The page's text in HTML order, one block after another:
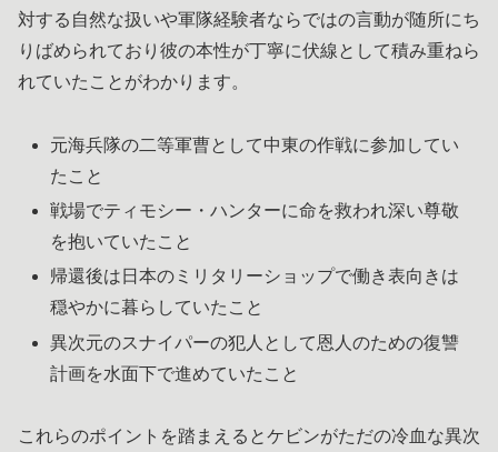
対する自然な扱いや軍隊経験者ならではの言動が随所にち
りばめられており彼の本性が丁寧に伏線として積み重ねら
れていたことがわかります。
元海兵隊の二等軍曹として中東の作戦に参加してい
たこと
戦場でティモシー・ハンターに命を救われ深い尊敬
を抱いていたこと
帰還後は日本のミリタリーショップで働き表向きは
穏やかに暮らしていたこと
異次元のスナイパーの犯人として恩人のための復讐
計画を水面下で進めていたこと
これらのポイントを踏まえるとケビンがただの冷血な異次